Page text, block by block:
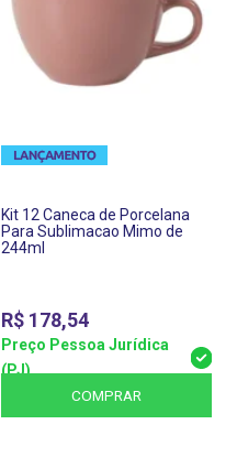
Kit 12 Caneca de Porcelana
Para Sublimacao Mimo de
244ml
R$ 178,54
Preço Pessoa Jurídica
(PJ)
COMPRAR